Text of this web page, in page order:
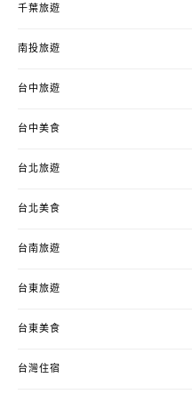
千葉旅遊
南投旅遊
台中旅遊
台中美食
台北旅遊
台北美食
台南旅遊
台東旅遊
台東美食
台灣住宿